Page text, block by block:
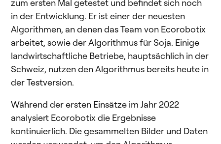
zum ersten Mal getestet und befindet sich noch
in der Entwicklung. Er ist einer der neuesten
Algorithmen, an denen das Team von Ecorobotix
arbeitet, sowie der Algorithmus für Soja. Einige
landwirtschaftliche Betriebe, hauptsächlich in der
Schweiz, nutzen den Algorithmus bereits heute in
der Testversion.
Während der ersten Einsätze im Jahr 2022
analysiert Ecorobotix die Ergebnisse
kontinuierlich. Die gesammelten Bilder und Daten